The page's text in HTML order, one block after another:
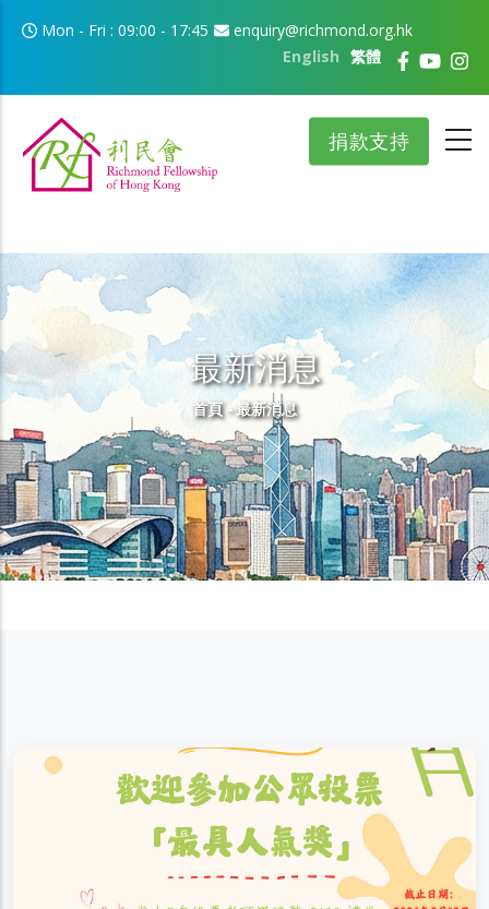
移至主內容
Mon - Fri : 09:00 - 17:45
enquiry@richmond.org.hk
繁體
English
捐款支持
最新消息
導航連結
首頁 -最新消息